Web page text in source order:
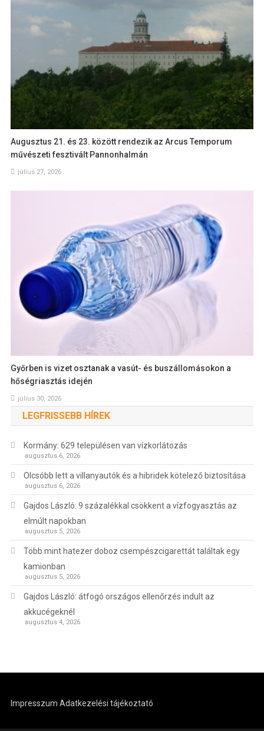
Augusztus 21. és 23. között rendezik az Arcus Temporum
művészeti fesztivált Pannonhalmán
július 27, 2026
Győrben is vizet osztanak a vasút- és buszállomásokon a
hőségriasztás idején
július 30, 2026
LEGFRISSEBB HÍREK
Kormány: 629 településen van vízkorlátozás
augusztus 6, 2026
Olcsóbb lett a villanyautók és a hibridek kötelező biztosítása
augusztus 6, 2026
Gajdos László: 9 százalékkal csökkent a vízfogyasztás az
elmúlt napokban
augusztus 5, 2026
Több mint hatezer doboz csempészcigarettát találtak egy
kamionban
augusztus 5, 2026
Gajdos László: átfogó országos ellenőrzés indult az
akkucégeknél
augusztus 4, 2026
Impresszum Adatkezelési tájékoztató